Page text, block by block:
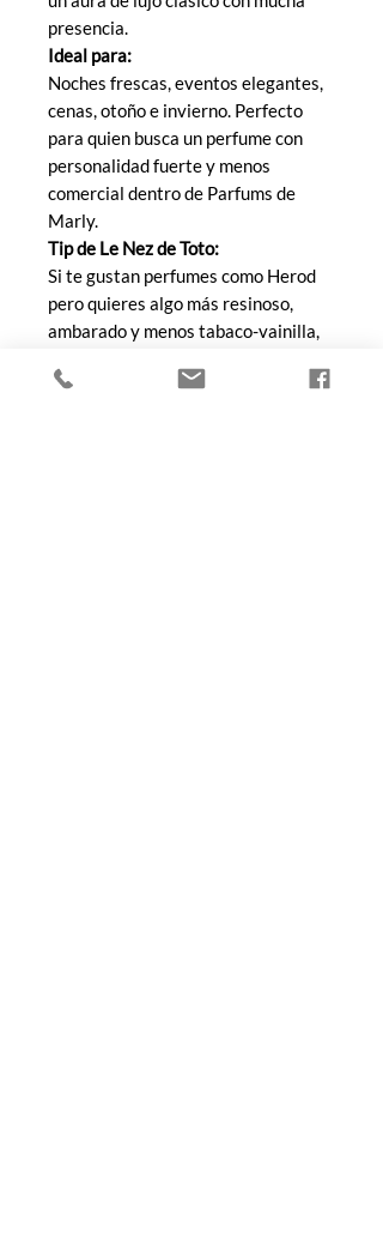
presencia.
Ideal para:
Noches frescas, eventos elegantes,
cenas, otoño e invierno. Perfecto
para quien busca un perfume con
personalidad fuerte y menos
comercial dentro de Parfums de
Marly.
Tip de Le Nez de Toto:
Si te gustan perfumes como Herod
pero quieres algo más resinoso,
ambarado y menos tabaco-vainilla,
joya escondida dentro de la marca.